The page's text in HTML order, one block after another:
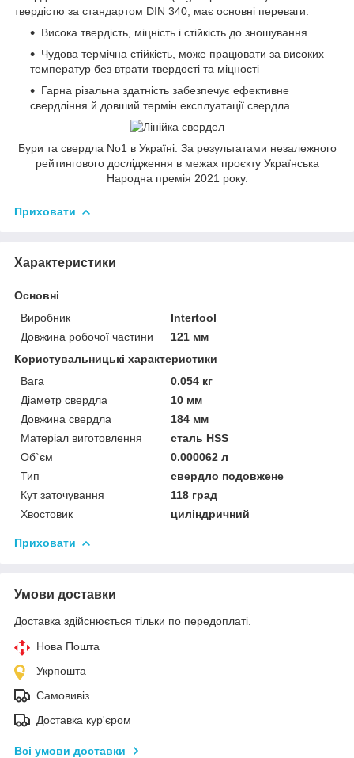
твердістю за стандартом DIN 340, має основні переваги:
Висока твердість, міцність і стійкість до зношування
Чудова термічна стійкість, може працювати за високих
температур без втрати твердості та міцності
Гарна різальна здатність забезпечує ефективне
свердління й довший термін експлуатації свердла.
Бури та свердла No1 в Україні. За результатами незалежного
рейтингового дослідження в межах проєкту Українська
Народна премія 2021 року.
Приховати
Характеристики
Основні
Виробник
Intertool
Довжина робочої частини
121 мм
Користувальницькі характеристики
Вага
0.054 кг
Діаметр свердла
10 мм
Довжина свердла
184 мм
Матеріал виготовлення
сталь HSS
Об`єм
0.000062 л
Тип
свердло подовжене
Кут заточування
118 град
Хвостовик
циліндричний
Приховати
Умови доставки
Доставка здійснюється тільки по передоплаті.
Нова Пошта
Укрпошта
Самовивіз
Доставка кур'єром
Всі умови доставки